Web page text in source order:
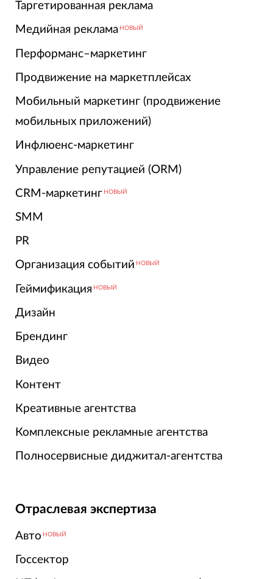
Таргетированная реклама
Медийная реклама НОВЫЙ
Перформанс–маркетинг
Продвижение на маркетплейсах
Мобильный маркетинг (продвижение
мобильных приложений)
Инфлюенс-маркетинг
Управление репутацией (ORM)
CRM-маркетинг НОВЫЙ
SMM
PR
Организация событий НОВЫЙ
Геймификация НОВЫЙ
Дизайн
Брендинг
Видео
Контент
Креативные агентства
Комплексные рекламные агентства
Полносервисные диджитал-агентства
Отраслевая экспертиза
Авто НОВЫЙ
Госсектор